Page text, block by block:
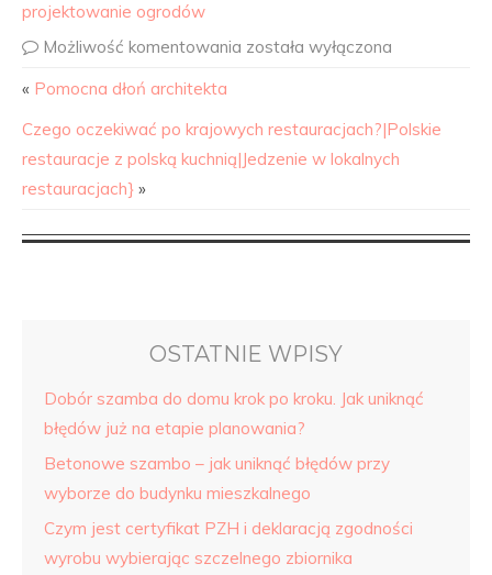
projektowanie ogrodów
Możliwość komentowania została wyłączona
« Pomocna dłoń architekta
Czego oczekiwać po krajowych restauracjach?|Polskie
restauracje z polską kuchnią|Jedzenie w lokalnych
restauracjach} »
OSTATNIE WPISY
Dobór szamba do domu krok po kroku. Jak uniknąć
błędów już na etapie planowania?
Betonowe szambo – jak uniknąć błędów przy
wyborze do budynku mieszkalnego
Czym jest certyfikat PZH i deklaracją zgodności
wyrobu wybierając szczelnego zbiornika